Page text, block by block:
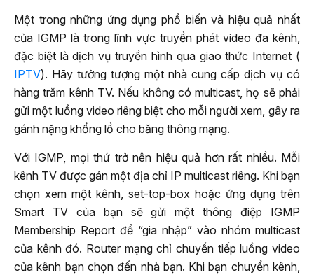
Một trong những ứng dụng phổ biến và hiệu quả nhất
của IGMP là trong lĩnh vực truyền phát video đa kênh,
đặc biệt là dịch vụ truyền hình qua giao thức Internet (
IPTV). Hãy tưởng tượng một nhà cung cấp dịch vụ có
hàng trăm kênh TV. Nếu không có multicast, họ sẽ phải
gửi một luồng video riêng biệt cho mỗi người xem, gây ra
gánh nặng khổng lồ cho băng thông mạng.
Với IGMP, mọi thứ trở nên hiệu quả hơn rất nhiều. Mỗi
kênh TV được gán một địa chỉ IP multicast riêng. Khi bạn
chọn xem một kênh, set-top-box hoặc ứng dụng trên
Smart TV của bạn sẽ gửi một thông điệp IGMP
Membership Report để “gia nhập” vào nhóm multicast
của kênh đó. Router mạng chỉ chuyển tiếp luồng video
của kênh bạn chọn đến nhà bạn. Khi bạn chuyển kênh,